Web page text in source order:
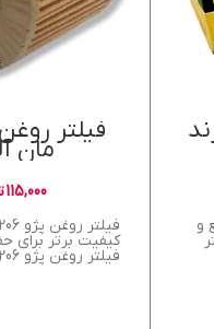
و
مان
115,000
کیفیت برتر برای
فیلتر روغن پژو 206 طرح مان آلمان،